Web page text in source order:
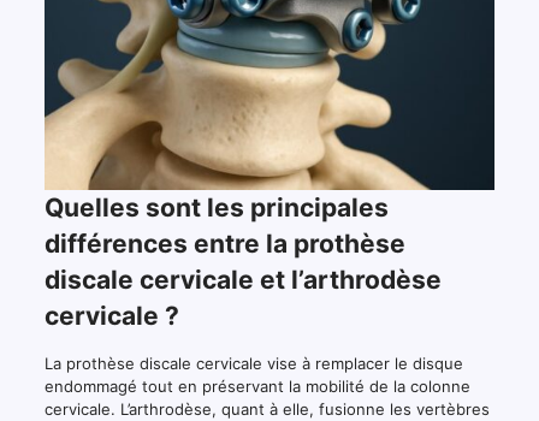
Quelles sont les principales
différences entre la prothèse
discale cervicale et l’arthrodèse
cervicale ?
La prothèse discale cervicale vise à remplacer le disque
endommagé tout en préservant la mobilité de la colonne
cervicale. L’arthrodèse, quant à elle, fusionne les vertèbres